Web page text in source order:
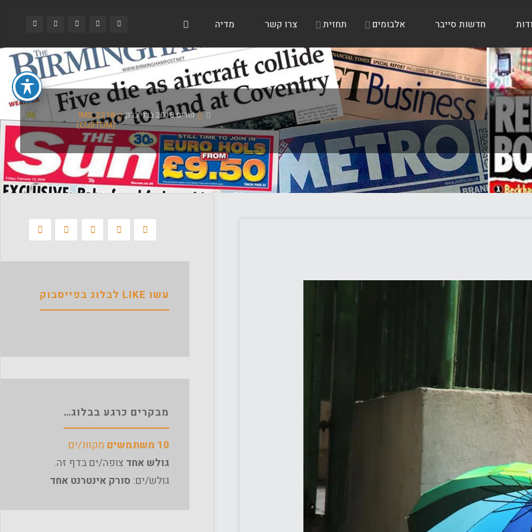
חדשות סייבר אלבומים תחזית צרו קשר מדיה
ביתפורים 2018 בבני ברק
IMG_2218
(CUSTOM)
עשו LIKE לבלוג בפייסבוק
מבקרים כרגע בבלוג…
10 משתמשים
מקוונ/ים
גולש אחד צופה/ים בדף זה.
גולש/ים: סורק אינטרנט אחד